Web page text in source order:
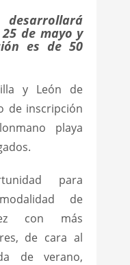
de mayo y
es de 50
y León de
de inscripción
playa
para
de
con más
de cara al
de verano,